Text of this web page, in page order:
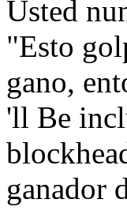
Usted
"Esto
gano,
'll Be
ganador